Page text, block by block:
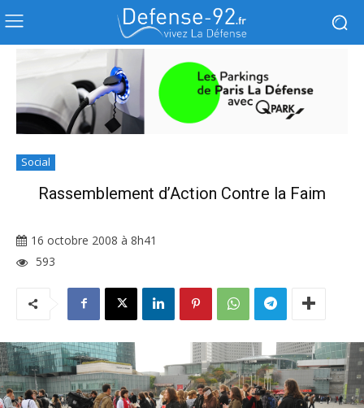
Social
Rassemblement d’Action Contre la Faim
16 octobre 2008 à 8h41
593